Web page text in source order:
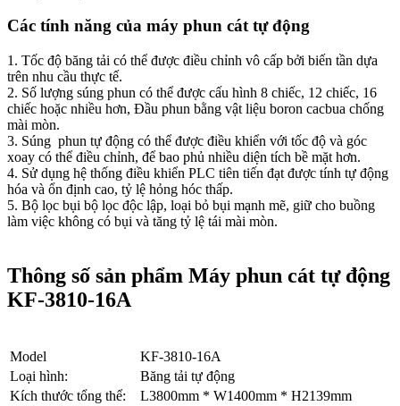
Các tính năng của máy phun cát tự động
1. Tốc độ băng tải có thể được điều chỉnh vô cấp bởi biến tần dựa
trên nhu cầu thực tế.
2. Số lượng súng phun có thể được cấu hình 8 chiếc, 12 chiếc, 16
chiếc hoặc nhiều hơn, Đầu phun bằng vật liệu boron cacbua chống
mài mòn.
3. Súng phun tự động có thể được điều khiển với tốc độ và góc
xoay có thể điều chỉnh, để bao phủ nhiều diện tích bề mặt hơn.
4. Sử dụng hệ thống điều khiển PLC tiên tiến đạt được tính tự động
hóa và ổn định cao, tỷ lệ hỏng hóc thấp.
5. Bộ lọc bụi bộ lọc độc lập, loại bỏ bụi mạnh mẽ, giữ cho buồng
làm việc không có bụi và tăng tỷ lệ tái mài mòn.
Thông số sản phẩm Máy phun cát tự động
KF-3810-16A
Model
KF-3810-16A
Loại hình:
Băng tải tự động
Kích thước tổng thể:
L3800mm * W1400mm * H2139mm